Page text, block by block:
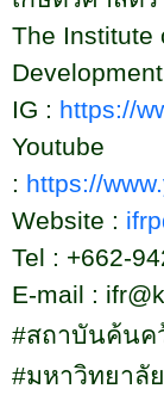
The Institute
IG : https://
Youtube
: https://
Website :
Tel : +662-
E-mail :
#สถาบันค้น
#มหาวิทยาลั